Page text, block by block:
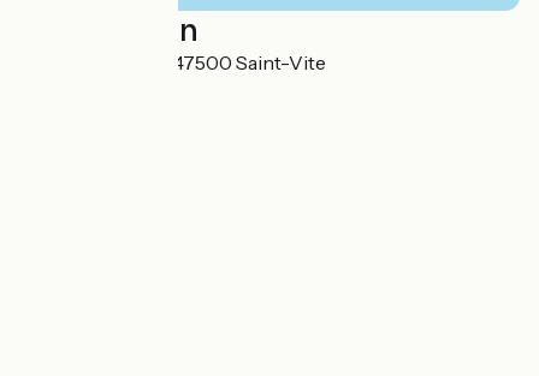
Localisation
23 rue Principale 47500 Saint-Vite